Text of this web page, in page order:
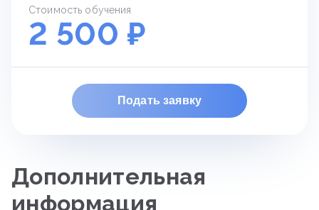
Стоимость обучения
2 500 ₽
Подать заявку
Дополнительная
информация